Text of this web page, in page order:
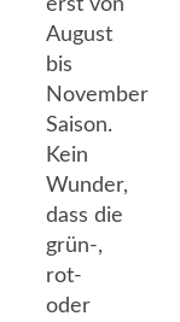
erst von
August
bis
November
Saison.
Kein
Wunder,
dass die
grün-,
rot-
oder